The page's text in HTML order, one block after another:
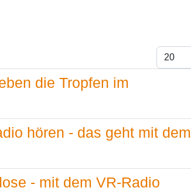
Anzeige #
die Tropfen im
hören - das geht mit dem
- mit dem VR-Radio